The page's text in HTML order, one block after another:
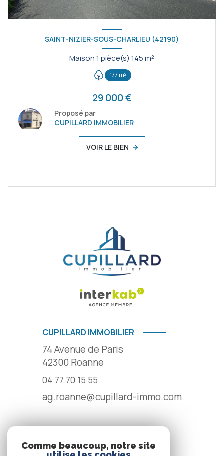
SAINT-NIZIER-SOUS-CHARLIEU (42190)
Maison 1 pièce(s) 145 m²
177 m²
29 000 €
Proposé par
CUPILLARD IMMOBILIER
VOIR LE BIEN
CUPILLARD IMMOBILIER
74 Avenue de Paris
42300 Roanne
04 77 70 15 55
ag.roanne@cupillard-immo.com
Comme beaucoup, notre site